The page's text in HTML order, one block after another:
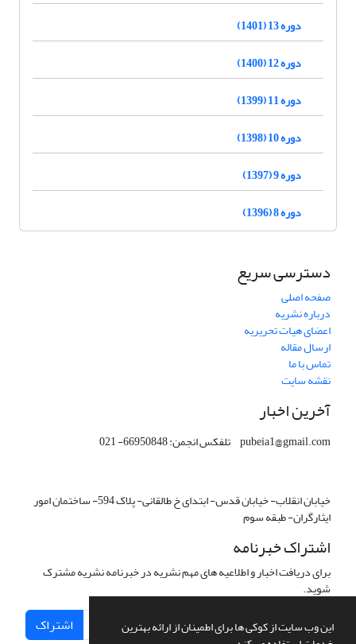
این وب سایت از کوکی ها برای اطمینان از ارائه بهترین
دوره 13 (1401)
دوره 12 (1400)
دوره 11 (1399)
دوره 10 (1398)
دوره 9 (1397)
دوره 8 (1396)
دسترسی سریع
صفحه اصلی
درباره نشریه
اعضای هیات تحریریه
ارسال مقاله
تماس با ما
نقشه سایت
آخرین اخبار
pubeia1@gmail.com تلفکس انجمن: 66950848- 021
خیابان انقلاب- خیابان قدس- ابتدای خ طالقانی- پلاک 594- ساختمان امور
ایثارگران- طبقه سوم
اشتراک خبرنامه
برای دریافت اخبار و اطلاعیه های مهم نشریه در خبرنامه نشریه مشترک
شوید.
اشتراک